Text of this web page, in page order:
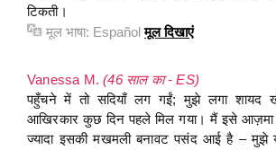
टिकती।
मूल भाषा: Español मूल दिखाएं
Vanessa M.(46 साल का - ES)
पहुँचने में तो सदियाँ लग गईं; मुझे लगा शायद
आखिरकार कुछ दिन पहले मिल गया। मैं इसे
ज्यादा इसकी मखमली बनावट पसंद आई है – मुझे